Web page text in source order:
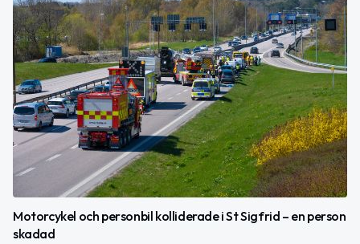
Motorcykel och personbil kolliderade i St Sigfrid – en person
skadad